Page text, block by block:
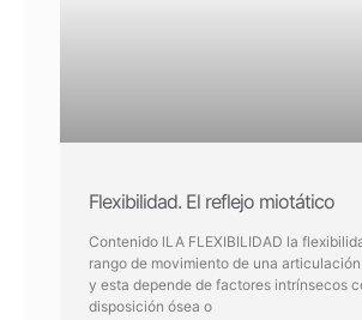
Flexibilidad. El reflejo miotático
Contenido lLA FLEXIBILIDAD la
rango de movimiento de una
y esta depende de factores intrínsecos
disposición ósea o